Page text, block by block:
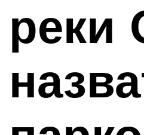
реки